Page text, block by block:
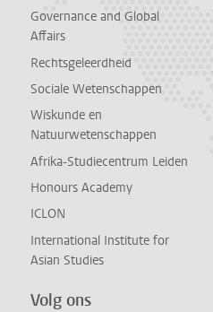
Governance and Global
Affairs
Rechtsgeleerdheid
Sociale Wetenschappen
Wiskunde en
Natuurwetenschappen
Afrika-Studiecentrum Leiden
Honours Academy
ICLON
International Institute for
Asian Studies
Volg ons